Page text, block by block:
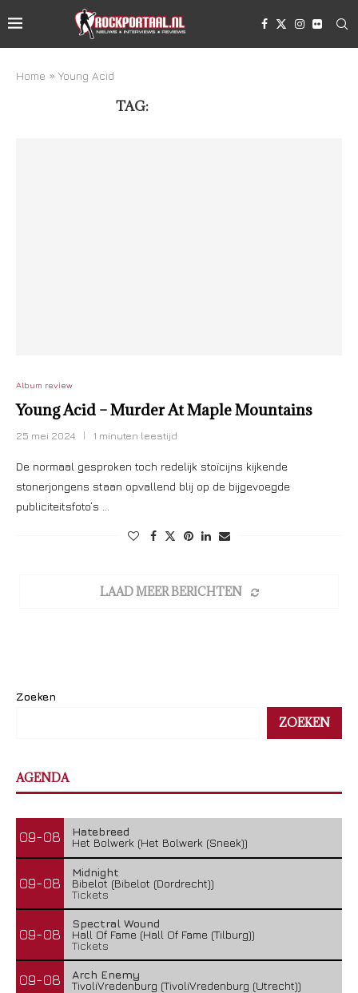
Home » Young Acid
TAG:
Album review
Young Acid – Murder At Maple Mountains
25 mei 2024 1 minuten leestijd
De normaal gesproken toch redelijk stoïcijns kijkende
stonerjongens staan opvallend blij op de bijgevoegde
publiciteitsfoto’s …
LAAD MEER BERICHTEN
Zoeken
ZOEKEN
AGENDA
09-08
Hatebreed
Het Bolwerk (Het Bolwerk (Sneek))
09-08
Midnight
Bibelot (Bibelot (Dordrecht))
Tickets
09-08
Spectral Wound
Hall Of Fame (Hall Of Fame (Tilburg))
Tickets
09-08
Arch Enemy
TivoliVredenburg (TivoliVredenburg (Utrecht))